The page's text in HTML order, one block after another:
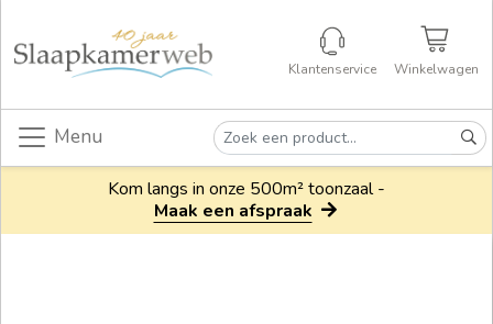
Klantenservice Winkelwagen
Menu
Kom langs in onze 500m² toonzaal -
Maak een afspraak